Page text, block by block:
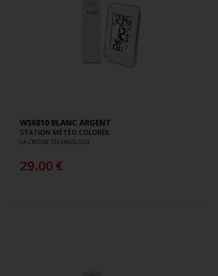
WS6810 BLANC ARGENT
STATION MÉTÉO COLORÉE
LA CROSSE TECHNOLOGY
29.00€